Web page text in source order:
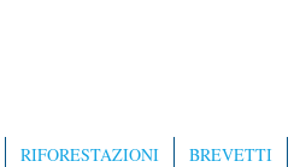
RIFORESTAZIONI BREVETTI